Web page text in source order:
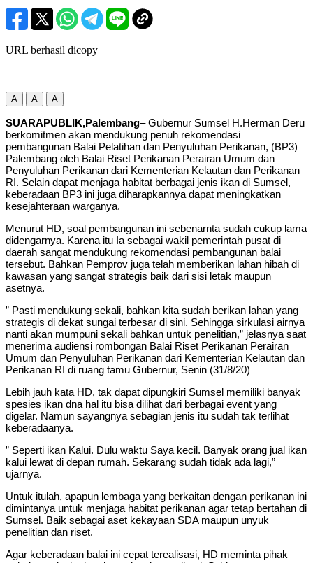
URL berhasil dicopy
A A A
SUARAPUBLIK,Palembang– Gubernur Sumsel H.Herman Deru
berkomitmen akan mendukung penuh rekomendasi
pembangunan Balai Pelatihan dan Penyuluhan Perikanan, (BP3)
Palembang oleh Balai Riset Perikanan Perairan Umum dan
Penyuluhan Perikanan dari Kementerian Kelautan dan Perikanan
RI. Selain dapat menjaga habitat berbagai jenis ikan di Sumsel,
keberadaan BP3 ini juga diharapkannya dapat meningkatkan
kesejahteraan warganya.
Menurut HD, soal pembangunan ini sebenarnta sudah cukup lama
didengarnya. Karena itu Ia sebagai wakil pemerintah pusat di
daerah sangat mendukung rekomendasi pembangunan balai
tersebut. Bahkan Pemprov juga telah memberikan lahan hibah di
kawasan yang sangat strategis baik dari sisi letak maupun
asetnya.
” Pasti mendukung sekali, bahkan kita sudah berikan lahan yang
strategis di dekat sungai terbesar di sini. Sehingga sirkulasi airnya
nanti akan mumpuni sekali bahkan untuk penelitian,” jelasnya saat
menerima audiensi rombongan Balai Riset Perikanan Perairan
Umum dan Penyuluhan Perikanan dari Kementerian Kelautan dan
Perikanan RI di ruang tamu Gubernur, Senin (31/8/20)
Lebih jauh kata HD, tak dapat dipungkiri Sumsel memiliki banyak
spesies ikan dna hal itu bisa dilihat dari berbagai event yang
digelar. Namun sayangnya sebagian jenis itu sudah tak terlihat
keberadaanya.
” Seperti ikan Kalui. Dulu waktu Saya kecil. Banyak orang jual ikan
kalui lewat di depan rumah. Sekarang sudah tidak ada lagi,”
ujarnya.
Untuk itulah, apapun lembaga yang berkaitan dengan perikanan ini
dimintanya untuk menjaga habitat perikanan agar tetap bertahan di
Sumsel. Baik sebagai aset kekayaan SDA maupun unyuk
penelitian dan riset.
Agar keberadaan balai ini cepat terealisasi, HD meminta pihak